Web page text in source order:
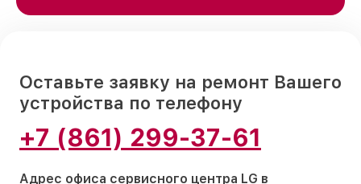
Оставьте заявку на ремонт Вашего
устройства по телефону
+7 (861) 299-37-61
Адрес офиса сервисного центра LG в